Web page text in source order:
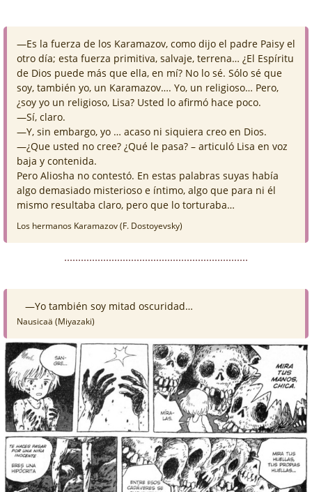
—Es la fuerza de los Karamazov, como dijo el padre Paisy el
otro día; esta fuerza primitiva, salvaje, terrena… ¿El Espíritu
de Dios puede más que ella, en mí? No lo sé. Sólo sé que
soy, también yo, un Karamazov…. Yo, un religioso… Pero,
¿soy yo un religioso, Lisa? Usted lo afirmó hace poco.
—Sí, claro.
—Y, sin embargo, yo … acaso ni siquiera creo en Dios.
—¿Que usted no cree? ¿Qué le pasa? – articuló Lisa en voz
baja y contenida.
Pero Aliosha no contestó. En estas palabras suyas había
algo demasiado misterioso e íntimo, algo que para ni él
mismo resultaba claro, pero que lo torturaba…
Los hermanos Karamazov (F. Dostoyevsky)
—Yo también soy mitad oscuridad…
Nausicaä (Miyazaki)